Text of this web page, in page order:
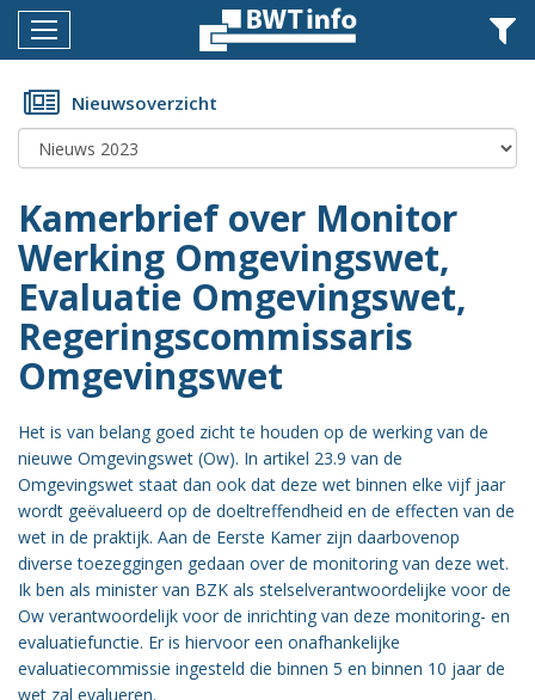
Menu
Home
Nieuws
Documenten
Dossiers
Fotoalbums
Opleidingen
Over
BWT
BMK
Vacatures
Vereniging
BWT
Contact
Nieuwsoverzicht
Kamerbrief over Monitor
Werking Omgevingswet,
Evaluatie Omgevingswet,
Regeringscommissaris
Omgevingswet
Het is van belang goed zicht te houden op de werking van de
nieuwe Omgevingswet (Ow). In artikel 23.9 van de
Omgevingswet staat dan ook dat deze wet binnen elke vijf jaar
wordt geëvalueerd op de doeltreffendheid en de effecten van de
wet in de praktijk. Aan de Eerste Kamer zijn daarbovenop
diverse toezeggingen gedaan over de monitoring van deze wet.
Ik ben als minister van BZK als stelselverantwoordelijke voor de
Ow verantwoordelijk voor de inrichting van deze monitoring- en
evaluatiefunctie. Er is hiervoor een onafhankelijke
evaluatiecommissie ingesteld die binnen 5 en binnen 10 jaar de
wet zal evalueren.